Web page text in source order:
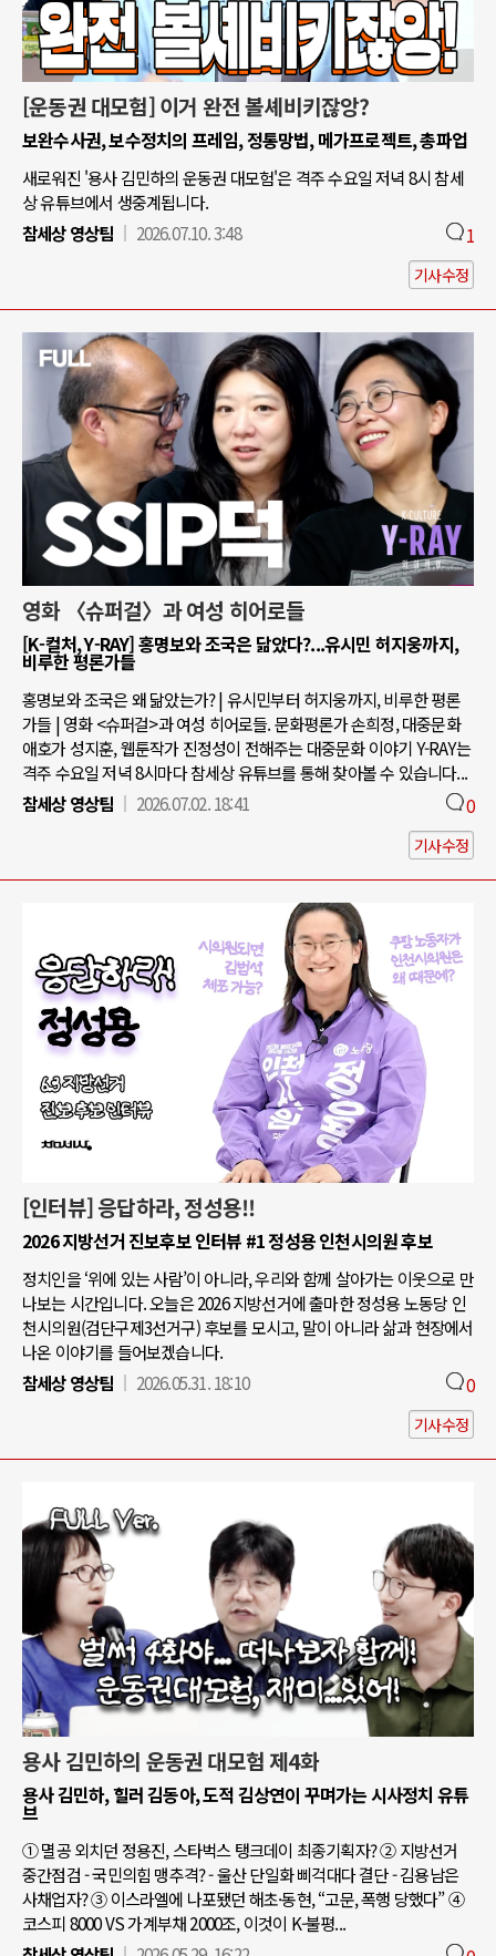
[운동권 대모험] 이거 완전 볼셰비키잖앙?
보완수사권, 보수정치의 프레임, 정통망법, 메가프로젝트, 총파업
새로워진 '용사 김민하의 운동권 대모험'은 격주 수요일 저녁 8시 참세
상 유튜브에서 생중계됩니다.
참세상 영상팀
2026.07.10. 3:48 1
기사수정
영화 〈슈퍼걸〉과 여성 히어로들
[K-컬처, Y-RAY] 홍명보와 조국은 닮았다?...유시민 허지웅까지,
비루한 평론가들
홍명보와 조국은 왜 닮았는가? | 유시민부터 허지웅까지, 비루한 평론
가들 | 영화 <슈퍼걸>과 여성 히어로들. 문화평론가 손희정, 대중문화
애호가 성지훈, 웹툰작가 진정성이 전해주는 대중문화 이야기 Y-RAY는
격주 수요일 저녁 8시마다 참세상 유튜브를 통해 찾아볼 수 있습니다...
참세상 영상팀
2026.07.02. 18:41 0
기사수정
[인터뷰] 응답하라, 정성용!!
2026 지방선거 진보후보 인터뷰 #1 정성용 인천시의원 후보
정치인을 ‘위에 있는 사람’이 아니라, 우리와 함께 살아가는 이웃으로 만
나보는 시간입니다. 오늘은 2026 지방선거에 출마한 정성용 노동당 인
천시의원(검단구제3선거구) 후보를 모시고, 말이 아니라 삶과 현장에서
나온 이야기를 들어보겠습니다.
참세상 영상팀
2026.05.31. 18:10 0
기사수정
용사 김민하의 운동권 대모험 제4화
용사 김민하, 힐러 김동아, 도적 김상연이 꾸며가는 시사정치 유튜
브
① 멸공 외치던 정용진, 스타벅스 탱크데이 최종기획자? ② 지방선거
중간점검 - 국민의힘 맹추격? - 울산 단일화 삐걱대다 결단 - 김용남은
사채업자? ③ 이스라엘에 나포됐던 해초·동현, “고문, 폭행 당했다” ④
코스피 8000 VS 가계부채 2000조, 이것이 K-불평...